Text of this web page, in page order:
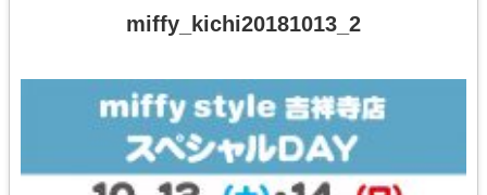
miffy_kichi20181013_2